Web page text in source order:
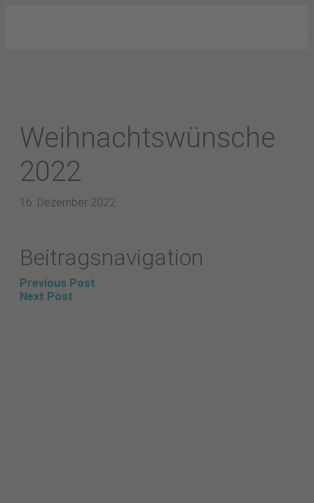
Weihnachtswünsche
2022
16. Dezember 2022
Beitragsnavigation
Previous Post
Next Post